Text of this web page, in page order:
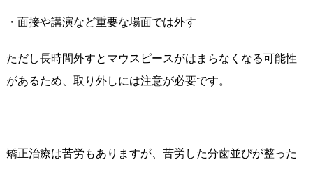
・面接や講演など重要な場面では外す
ただし長時間外すとマウスピースがはまらなくなる可能性
があるため、取り外しには注意が必要です。
矯正治療は苦労もありますが、苦労した分歯並びが整った